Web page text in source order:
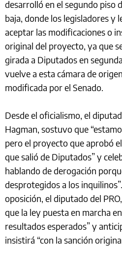
desarrolló en el segundo piso
baja, donde los legisladores y
aceptar las modificaciones o
original del proyecto, ya que
girada a Diputados en
vuelve a esta cámara de
modificada por el Senado.
Desde el oficialismo, el
Hagman, sostuvo que
pero el proyecto que aprobó
que salió de Diputados” y
hablando de derogación
desprotegidos a los
oposición, el diputado del
que la ley puesta en marcha
resultados esperados” y
insistirá “con la sanción